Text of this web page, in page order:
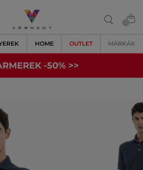
HOME OUTLET MÁRKÁK
-50% >>